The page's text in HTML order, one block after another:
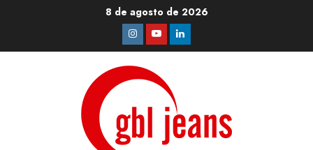
8 de agosto de 2026
Instagram
YoutubeLinkedin